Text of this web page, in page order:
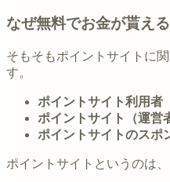
なぜ無料でお金が貰え
そもそもポイントサイトに
す。
ポイントサイト利用者
ポイントサイト（運営
ポイントサイトのスポ
ポイントサイトというのは、